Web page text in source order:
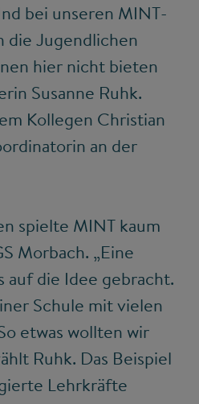
bei unseren MINT-
die Jugendlichen
hier nicht bieten
Susanne Ruhk.
Kollegen Christian
an der
spielte MINT kaum
Morbach. „Eine
auf die Idee gebracht.
Schule mit vielen
etwas wollten wir
Ruhk. Das Beispiel
Lehrkräfte